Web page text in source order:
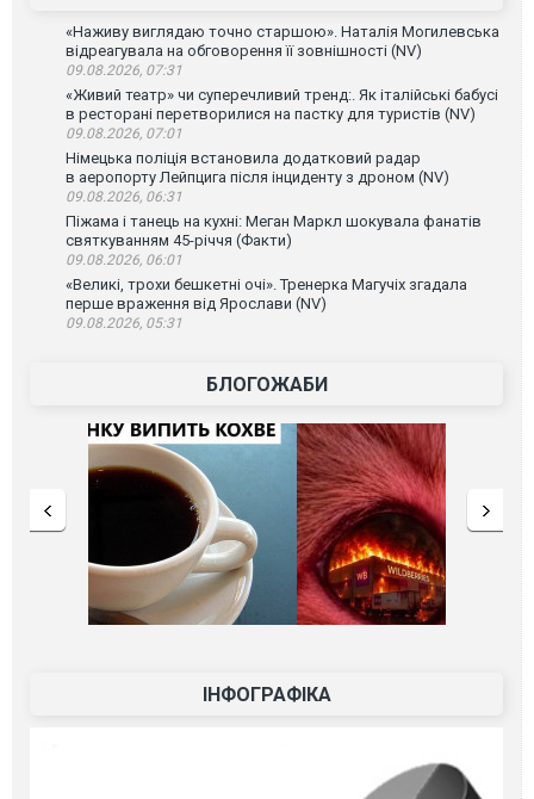
«Наживу виглядаю точно старшою». Наталія Могилевська
відреагувала на обговорення її зовнішності (NV)
09.08.2026, 07:31
«Живий театр» чи суперечливий тренд:. Як італійські бабусі
в ресторані перетворилися на пастку для туристів (NV)
09.08.2026, 07:01
Німецька поліція встановила додатковий радар
в аеропорту Лейпцига після інциденту з дроном (NV)
09.08.2026, 06:31
Піжама і танець на кухні: Меган Маркл шокувала фанатів
святкуванням 45-річчя (Факти)
09.08.2026, 06:01
«Великі, трохи бешкетні очі». Тренерка Магучіх згадала
перше враження від Ярослави (NV)
09.08.2026, 05:31
БЛОГОЖАБИ
ІНФОГРАФІКА